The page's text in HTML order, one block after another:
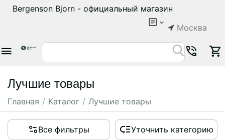
Bergenson Bjorn - официальный магазин
Москва
Лучшие товары
Главная / Каталог / Лучшие товары
Все фильтры Уточнить категорию